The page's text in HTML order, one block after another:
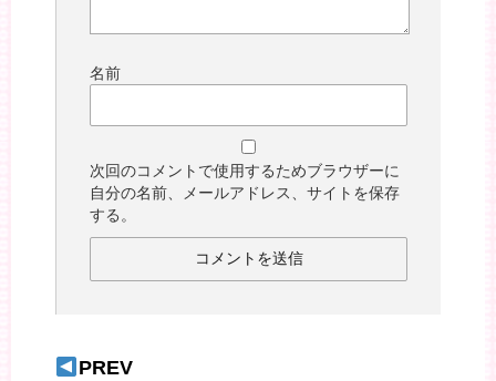
名前
次回のコメントで使用するためブラウザーに
自分の名前、メールアドレス、サイトを保存
する。
PREV